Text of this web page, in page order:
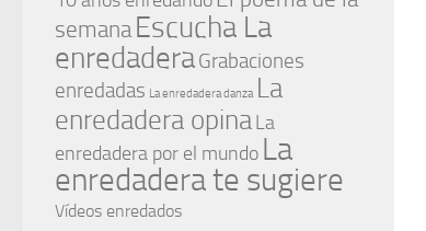
semana Escucha La
enredaderaGrabaciones
enredadas La enredadera danza La
enredadera opina La
enredadera por el mundo La
enredadera te sugiere
Vídeos enredados